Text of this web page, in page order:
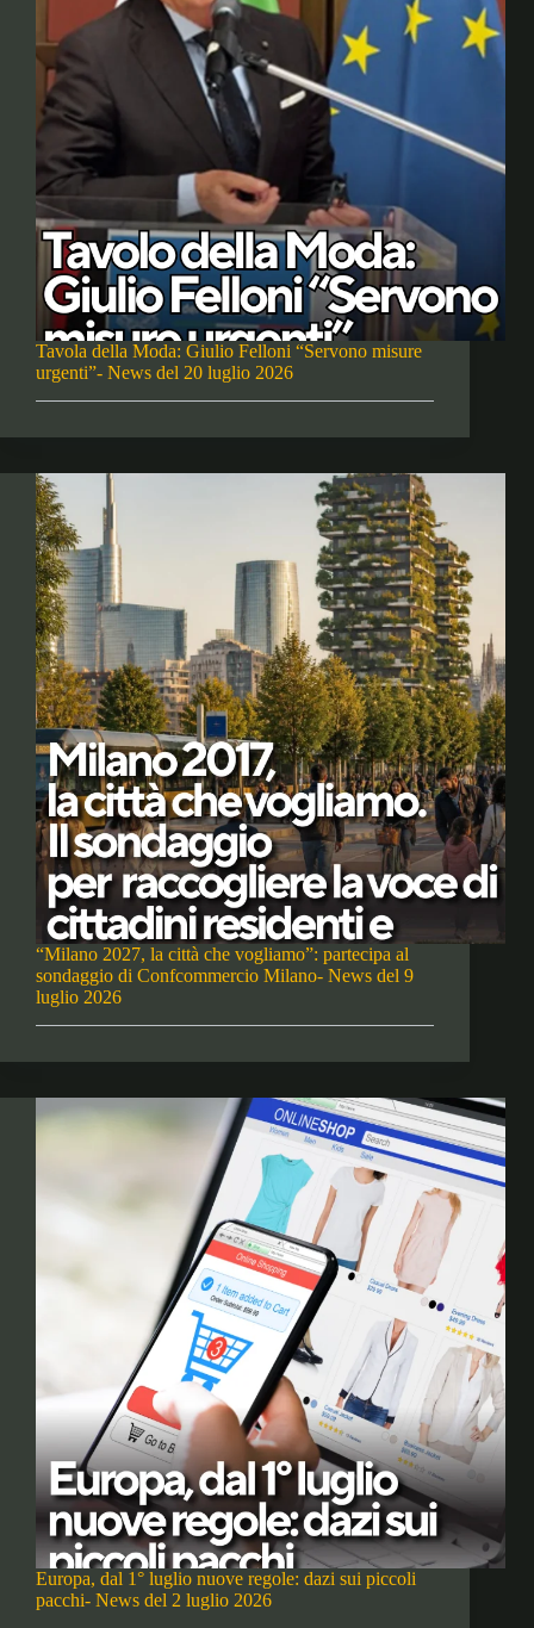
Tavola della Moda: Giulio Felloni “Servono misure
urgenti”- News del 20 luglio 2026
“Milano 2027, la città che vogliamo”: partecipa al
sondaggio di Confcommercio Milano- News del 9
luglio 2026
Europa, dal 1° luglio nuove regole: dazi sui piccoli
pacchi- News del 2 luglio 2026